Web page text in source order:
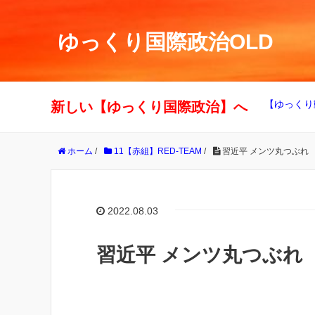
ゆっくり国際政治OLD
新しい【ゆっくり国際政治】へ 【ゆっく
ホーム / 11【赤組】RED-TEAM / 習近平 メンツ丸つぶれ
2022.08.03
習近平 メンツ丸つぶれ